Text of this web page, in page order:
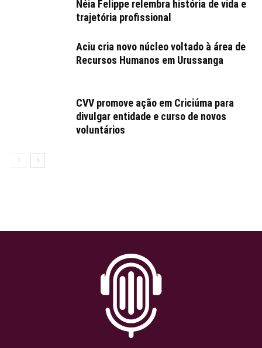
Néia Felippe relembra história de vida e
trajetória profissional
Aciu cria novo núcleo voltado à área de
Recursos Humanos em Urussanga
CVV promove ação em Criciúma para
divulgar entidade e curso de novos
voluntários